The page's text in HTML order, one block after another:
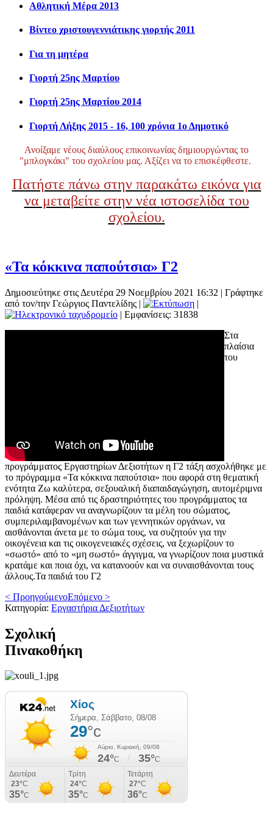
Αθλητική Μέρα 2013
Βίντεο χριστουγεννιάτικης γιορτής 2011
Για τη μητέρα
Γιορτή 25ης Μαρτίου
Γιορτή 25ης Μαρτίου 2014
Γιορτή Λήξης 2015 - 16, 100 χρόνια 1ο Δημοτικό
Ανοίξαμε νέους διαύλους επικοινωνίας δημιουργώντας το
"μπλογκάκι" του σχολείου μας. Αξίζει να το επισκέφθεστε.
Πατήστε πάνω στην παρακάτω εικόνα για
να μεταβείτε στην νέα ιστοσελίδα του
σχολείου.
«Τα κόκκινα παπούτσια» Γ2
Δημοσιεύτηκε στις Δευτέρα 29 Νοεμβρίου 2021 16:32 | Γράφτηκε
από τον/την Γεώργιος Παντελίδης |
|
| Εμφανίσεις: 31838
Στα
πλαίσια
του
προγράμματος Εργαστηρίων Δεξιοτήτων η Γ2 τάξη ασχολήθηκε με
το πρόγραμμα «Τα κόκκινα παπούτσια» που αφορά στη θεματική
ενότητα Ζω καλύτερα, σεξουαλική διαπαιδαγώγηση, αυτομέριμνα
πρόληψη. Μέσα από τις δραστηριότητες του προγράμματος τα
παιδιά κατάφεραν να αναγνωρίζουν τα μέλη του σώματος,
συμπεριλαμβανομένων και των γεννητικών οργάνων, να
αισθάνονται άνετα με το σώμα τους, να συζητούν για την
οικογένεια και τις οικογενειακές σχέσεις, να ξεχωρίζουν το
«σωστό» από το «μη σωστό» άγγιγμα, να γνωρίζουν ποια μυστικά
κρατάμε και ποια όχι, να κατανοούν και να συναισθάνονται τους
άλλους.Τα παιδιά του Γ2
< ΠροηγούμενοΕπόμενο >
Κατηγορία: Εργαστήρια Δεξιοτήτων
Σχολική
Πινακοθήκη